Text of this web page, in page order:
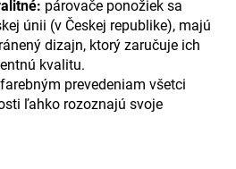
párovače ponožiek sa
únii (v Českej republike), majú
dizajn, ktorý zaručuje ich
kvalitu.
prevedeniam všetci
ľahko rozoznajú svoje